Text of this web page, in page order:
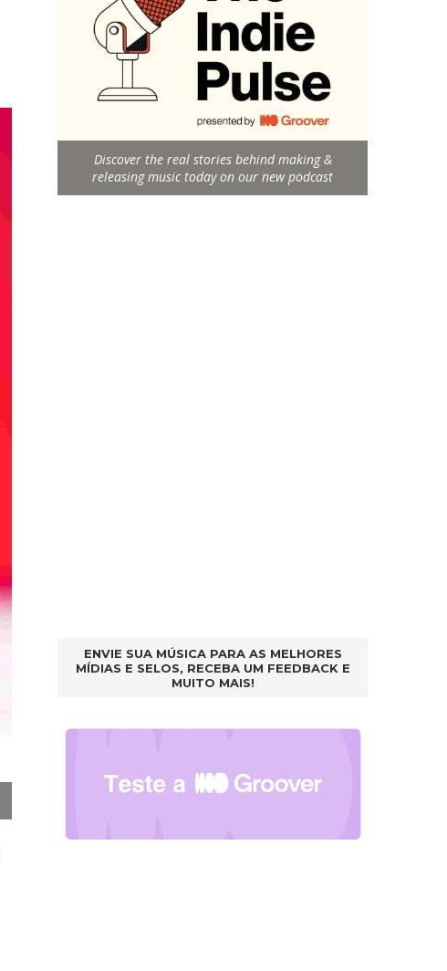
Discover the real stories behind making &
releasing music today on our new podcast
ENVIE SUA MÚSICA PARA AS MELHORES
MÍDIAS E SELOS, RECEBA UM FEEDBACK E
MUITO MAIS!